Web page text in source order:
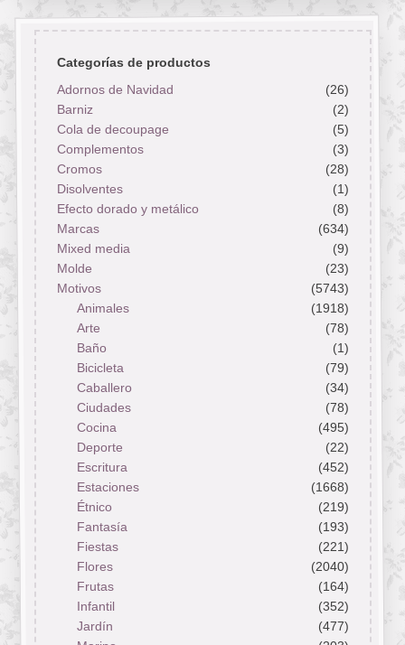
Categorías de productos
Adornos de Navidad
(26)
Barniz
(2)
Cola de decoupage
(5)
Complementos
(3)
Cromos
(28)
Disolventes
(1)
Efecto dorado y metálico
(8)
Marcas
(634)
Mixed media
(9)
Molde
(23)
Motivos
(5743)
Animales
(1918)
Arte
(78)
Baño
(1)
Bicicleta
(79)
Caballero
(34)
Ciudades
(78)
Cocina
(495)
Deporte
(22)
Escritura
(452)
Estaciones
(1668)
Étnico
(219)
Fantasía
(193)
Fiestas
(221)
Flores
(2040)
Frutas
(164)
Infantil
(352)
Jardín
(477)